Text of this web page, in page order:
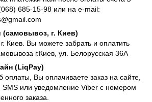
685-15-98 или на e-mail:
г. Киев)
Киев. Вы можете забрать и оплатить
г.Киев, ул. Белорусская 36А
(LiqPay)
оплаты, Вы оплачиваете заказ на сайте,
SMS или уведомление Viber с номером
заказа.